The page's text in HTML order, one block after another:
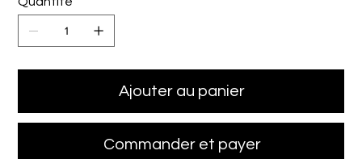
Ajouter au panier
Commander et payer